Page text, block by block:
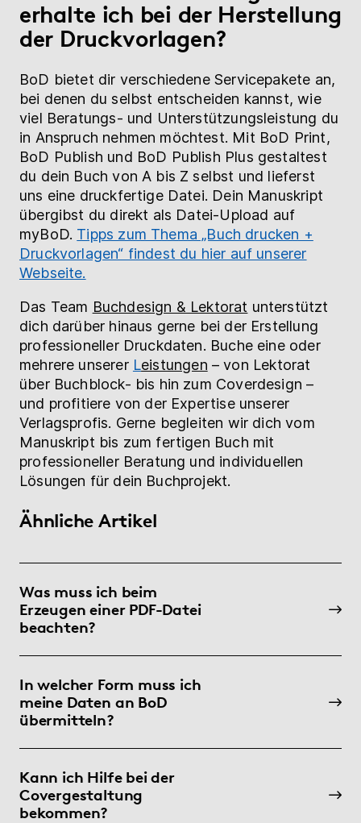
erhalte ich bei der Herstellung
der Druckvorlagen?
BoD bietet dir verschiedene Servicepakete an,
bei denen du selbst entscheiden kannst, wie
viel Beratungs- und Unterstützungsleistung du
in Anspruch nehmen möchtest. Mit BoD Print,
BoD Publish und BoD Publish Plus gestaltest
du dein Buch von A bis Z selbst und lieferst
uns eine druckfertige Datei. Dein Manuskript
übergibst du direkt als Datei-Upload auf
myBoD. Tipps zum Thema „Buch drucken +
Druckvorlagen“ findest du hier auf unserer
Webseite.
Das Team Buchdesign & Lektorat unterstützt
dich darüber hinaus gerne bei der Erstellung
professioneller Druckdaten. Buche eine oder
mehrere unserer Leistungen – von Lektorat
über Buchblock- bis hin zum Coverdesign –
und profitiere von der Expertise unserer
Verlagsprofis. Gerne begleiten wir dich vom
Manuskript bis zum fertigen Buch mit
professioneller Beratung und individuellen
Lösungen für dein Buchprojekt.
Ähnliche Artikel
Was muss ich beim
Erzeugen einer PDF-Datei
beachten?
In welcher Form muss ich
meine Daten an BoD
übermitteln?
Kann ich Hilfe bei der
Covergestaltung
bekommen?